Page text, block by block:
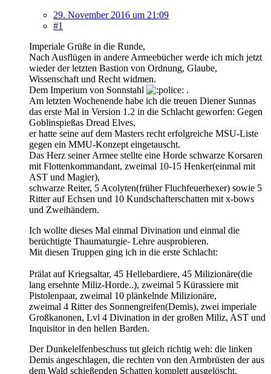
29. November 2016 um 21:09
#1
Imperiale Grüße in die Runde,
Nach Ausflügen in andere Armeebücher werde ich mich jetzt
wieder der letzten Bastion von Ordnung, Glaube,
Wissenschaft und Recht widmen.
Dem Imperium von Sonnstahl
.
Am letzten Wochenende habe ich die treuen Diener Sunnas
das erste Mal in Version 1.2 in die Schlacht geworfen: Gegen
Goblinspießas Dread Elves,
er hatte seine auf dem Masters recht erfolgreiche MSU-Liste
gegen ein MMU-Konzept eingetauscht.
Das Herz seiner Armee stellte eine Horde schwarze Korsaren
mit Flottenkommandant, zweimal 10-15 Henker(einmal mit
AST und Magier),
schwarze Reiter, 5 Acolyten(früher Fluchfeuerhexer) sowie 5
Ritter auf Echsen und 10 Kundschafterschatten mit x-bows
und Zweihändern.
Ich wollte dieses Mal einmal Divination und einmal die
berüchtigte Thaumaturgie- Lehre ausprobieren.
Mit diesen Truppen ging ich in die erste Schlacht:
Prälat auf Kriegsaltar, 45 Hellebardiere, 45 Milizionäre(die
lang ersehnte Miliz-Horde..), zweimal 5 Kürassiere mit
Pistolenpaar, zweimal 10 plänkelnde Milizionäre,
zweimal 4 Ritter des Sonnengreifen(Demis), zwei imperiale
Großkanonen, Lvl 4 Divination in der großen Miliz, AST und
Inquisitor in den hellen Barden.
Der Dunkelelfenbeschuss tut gleich richtig weh: die linken
Demis angeschlagen, die rechten von den Armbrüsten der aus
dem Wald schießenden Schatten komplett ausgelöscht.